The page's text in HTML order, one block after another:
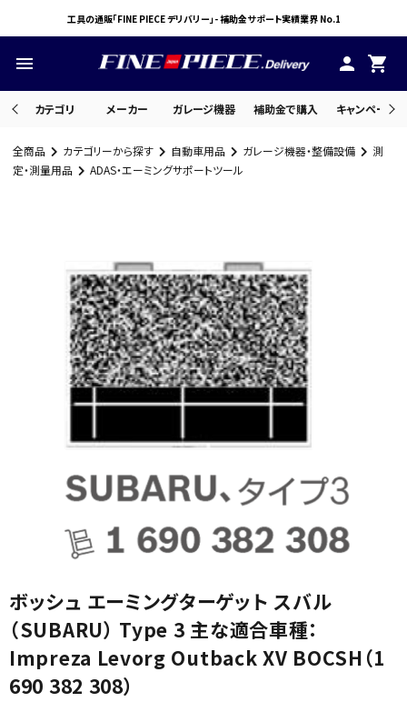
工具の通販「FINE PIECE デリバリー」- 補助金サポート実績業界 No.1
menu person shopping_cart
カテゴリ メーカー ガレージ機器 補助金で購入 キャンペーン
search
ようこそ ゲスト 様
ログイン person 会員登録
カテゴリから選ぶ
メーカーから選ぶ
ガレージ機器
全商品 カテゴリーから探す 自動車用品 ガレージ機器・整備設備
測
定・測量用品
ADAS・エーミングサポートツール
ボッシュ エーミングターゲット スバル
（SUBARU） Type 3 主な適合車種：
Impreza Levorg Outback XV BOCSH（1
690 382 308）